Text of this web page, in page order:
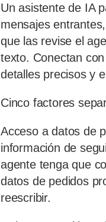
Un asistente de IA
mensajes
que las revise el
texto. Conectan
detalles precisos y
Cinco factores
Acceso a datos de
información de
agente tenga que
datos de pedidos
reescribir.